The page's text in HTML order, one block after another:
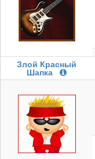
Злой Красный
Шапка